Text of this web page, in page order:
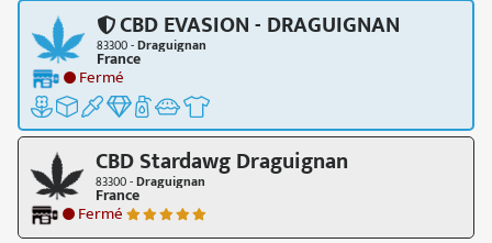
CBD EVASION - DRAGUIGNAN
83300 -Draguignan
France
Fermé
CBD Stardawg Draguignan
83300 -Draguignan
France
Fermé